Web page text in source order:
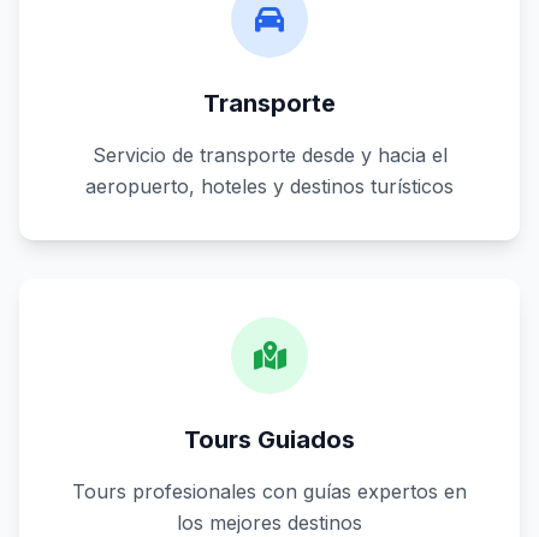
Transporte
Servicio de transporte desde y hacia el
aeropuerto, hoteles y destinos turísticos
Tours Guiados
Tours profesionales con guías expertos en
los mejores destinos